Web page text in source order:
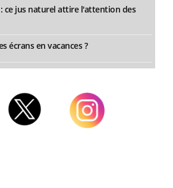
: ce jus naturel attire l'attention des
écrans en vacances ?